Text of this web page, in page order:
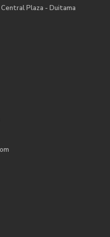
Plaza - Duitama